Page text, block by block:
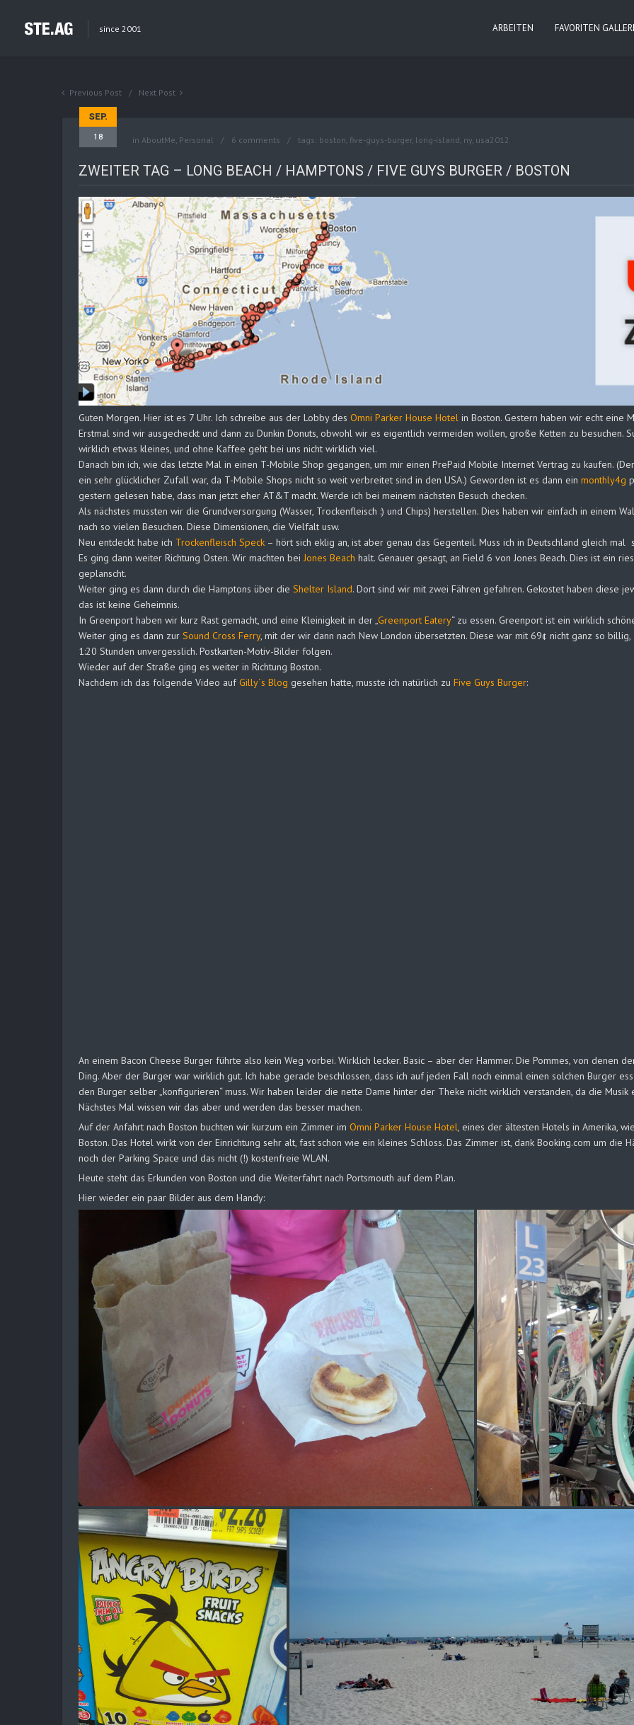
since 2001 ARBEITEN FAVORITEN
Previous Post Next Post
SEP.
18 in AboutMe, Personal 6 comments tags: boston, five-guys-burger, long-island, ny, usa2012
ZWEITER TAG – LONG BEACH / HAMPTONS / FIVE GUYS BURGER / BOSTON
Guten Morgen. Hier ist es 7 Uhr. Ich schreibe aus der Lobby des Omni Parker House Hotel in Boston. Gestern haben wir echt eine
Erstmal sind wir ausgecheckt und dann zu Dunkin Donuts, obwohl wir es eigentlich vermeiden wollen, große Ketten zu besuchen.
wirklich etwas kleines, und ohne Kaffee geht bei uns nicht wirklich viel.
Danach bin ich, wie das letzte Mal in einen T-Mobile Shop gegangen, um mir einen PrePaid Mobile Internet Vertrag zu kaufen.
ein sehr glücklicher Zufall war, da T-Mobile Shops nicht so weit verbreitet sind in den USA.) Geworden ist es dann ein monthly4g
gestern gelesen habe, dass man jetzt eher AT&T macht. Werde ich bei meinem nächsten Besuch checken.
Als nächstes mussten wir die Grundversorgung (Wasser, Trockenfleisch :) und Chips) herstellen. Dies haben wir einfach in einem
nach so vielen Besuchen. Diese Dimensionen, die Vielfalt usw.
Neu entdeckt habe ich Trockenfleisch Speck – hört sich eklig an, ist aber genau das Gegenteil. Muss ich in Deutschland gleich mal
Es ging dann weiter Richtung Osten. Wir machten bei Jones Beach halt. Genauer gesagt, an Field 6 von Jones Beach. Dies ist ein
geplanscht.
Weiter ging es dann durch die Hamptons über die Shelter Island. Dort sind wir mit zwei Fähren gefahren. Gekostet haben diese
das ist keine Geheimnis.
In Greenport haben wir kurz Rast gemacht, und eine Kleinigkeit in der „Greenport Eatery“ zu essen. Greenport ist ein wirklich
Weiter ging es dann zur Sound Cross Ferry, mit der wir dann nach New London übersetzten. Diese war mit 69¢ nicht ganz so
1:20 Stunden unvergesslich. Postkarten-Motiv-Bilder folgen.
Wieder auf der Straße ging es weiter in Richtung Boston.
Nachdem ich das folgende Video aufGilly´s Blog gesehen hatte, musste ich natürlich zu Five Guys Burger:
An einem Bacon Cheese Burger führte also kein Weg vorbei. Wirklich lecker. Basic – aber der Hammer. Die Pommes, von denen
Ding. Aber der Burger war wirklich gut. Ich habe gerade beschlossen, dass ich auf jeden Fall noch einmal einen solchen Burger
den Burger selber „konfigurieren“ muss. Wir haben leider die nette Dame hinter der Theke nicht wirklich verstanden, da die
Nächstes Mal wissen wir das aber und werden das besser machen.
Auf der Anfahrt nach Boston buchten wir kurzum ein Zimmer im Omni Parker House Hotel, eines der ältesten Hotels in Amerika,
Boston. Das Hotel wirkt von der Einrichtung sehr alt, fast schon wie ein kleines Schloss. Das Zimmer ist, dank Booking.com um
noch der Parking Space und das nicht (!) kostenfreie WLAN.
Heute steht das Erkunden von Boston und die Weiterfahrt nach Portsmouth auf dem Plan.
Hier wieder ein paar Bilder aus dem Handy: